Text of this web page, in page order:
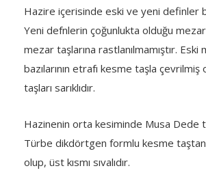
Hazire içerisinde eski ve yeni definler
Yeni defnlerin çoğunlukta olduğu
mezar taşlarına rastlanılmamıştır. Eski
bazılarının etrafı kesme taşla çevrilmiş
taşları sarıklıdır.
Hazinenin orta kesiminde Musa Dede
Türbe dikdörtgen formlu kesme
olup, üst kısmı sıvalıdır.